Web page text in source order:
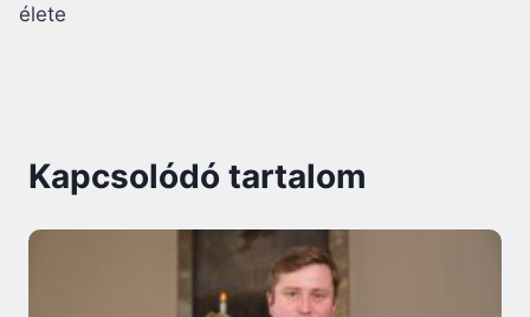
élete
Kapcsolódó tartalom